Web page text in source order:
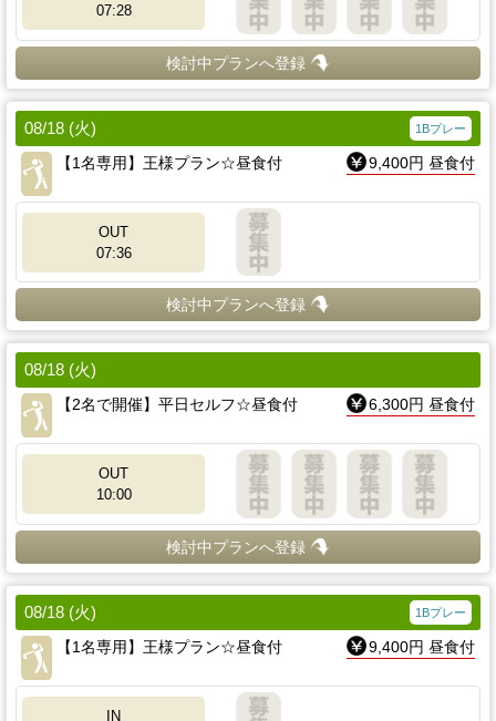
07:28
検討中プランへ登録
08/18 (火) 1Bプレー
【1名専用】王様プラン☆昼食付 9,400円 昼食付
OUT
07:36
検討中プランへ登録
08/18 (火)
【2名で開催】平日セルフ☆昼食付
6,300円 昼食付
OUT
10:00
検討中プランへ登録
08/18 (火) 1Bプレー
【1名専用】王様プラン☆昼食付 9,400円 昼食付
IN